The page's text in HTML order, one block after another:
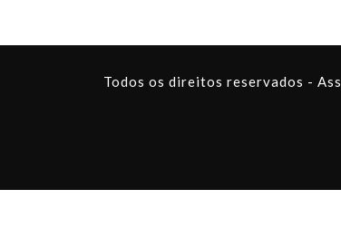
Todos os direitos reservados -